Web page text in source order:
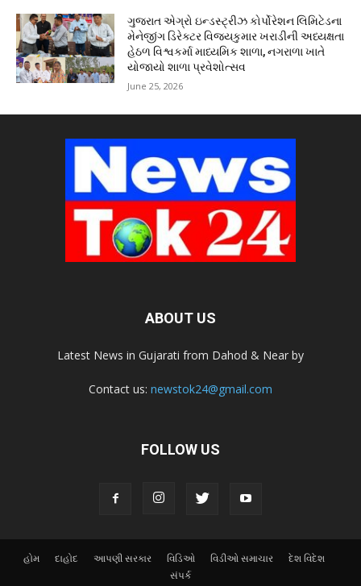
ગુજરાત એગ્રો ઇન્ડસ્ટ્રીઝ કોર્પોરેશન લિમિટેડના
મેનેજીંગ ડિરેક્ટર વિજયકુમાર ખરાડીની અધ્યક્ષતા
હેઠળ વિશ્વકર્મા માધ્યમિક શાળા, નગરાળા ખાતે
યોજાયો શાળા પ્રવેશોત્સવ
June 25, 2026
ABOUT US
Latest News in Gujarati from Dahod & Near by
Contact us: newstok24@gmail.com
FOLLOW US
હોમ દાહોદ આપણી સરકાર વિડિઓ વિડીઓ સમાચાર
દેશ વિદેશ
સંપર્ક